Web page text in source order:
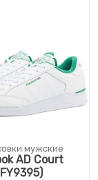
мужские
AD Court